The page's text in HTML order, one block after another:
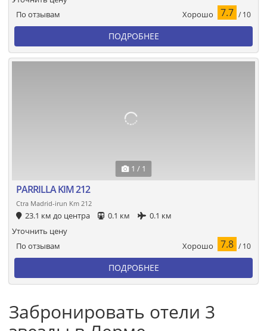
По отзывам Хорошо 7.7 / 10
ПОДРОБНЕЕ
1 / 1
PARRILLA KIM 212
Ctra Madrid-irun Km 212
23.1 км до центра 0.1 км 0.1 км
По отзывам Хорошо 7.8 / 10
Уточнить цену
ПОДРОБНЕЕ
Забронировать отели 3